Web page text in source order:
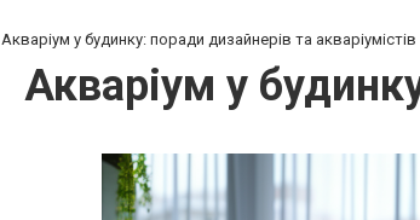
Акваріум у будинку: поради дизайнерів та акваріумістів
Акваріум у